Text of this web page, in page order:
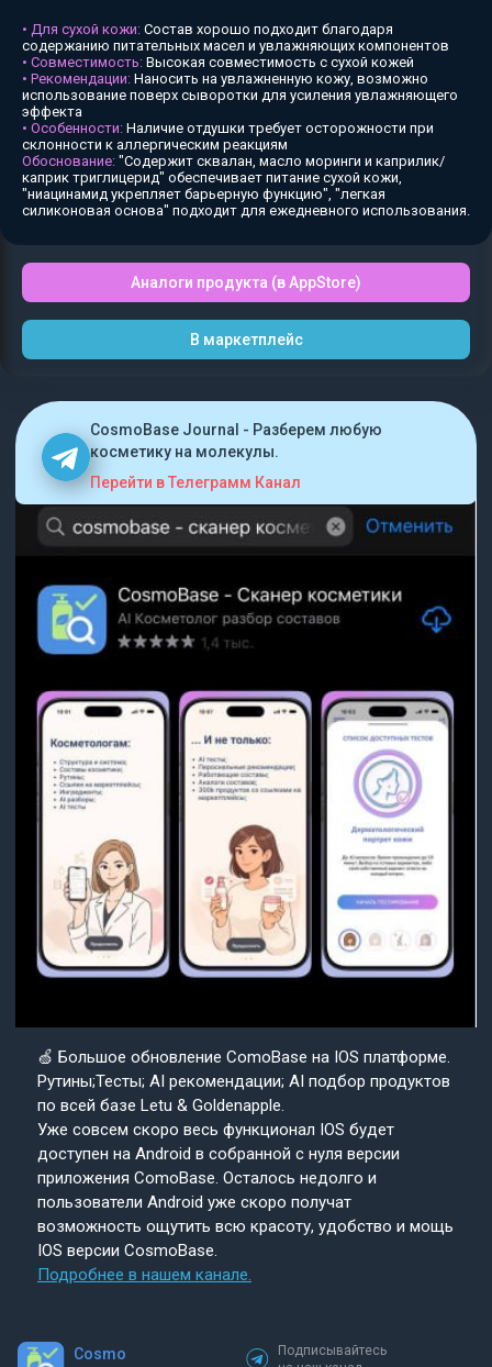
• Для сухой кожи: Состав хорошо подходит благодаря
содержанию питательных масел и увлажняющих компонентов
• Совместимость: Высокая совместимость с сухой кожей
• Рекомендации: Наносить на увлажненную кожу, возможно
использование поверх сыворотки для усиления увлажняющего
эффекта
• Особенности: Наличие отдушки требует осторожности при
склонности к аллергическим реакциям
Обоснование: "Содержит сквалан, масло моринги и каприлик/
каприк триглицерид" обеспечивает питание сухой кожи,
"ниацинамид укрепляет барьерную функцию", "легкая
силиконовая основа" подходит для ежедневного использования.
Аналоги продукта (в AppStore)
В маркетплейс
CosmoBase Journal - Разберем любую
косметику на молекулы.
Перейти в Телеграмм Канал
🍏 Большое обновление ComoBase на IOS платформе.
Рутины;Тесты; AI рекомендации; AI подбор продуктов
по всей базе Letu & Goldenapple.
Уже совсем скоро весь функционал IOS будет
доступен на Android в собранной с нуля версии
приложения ComoBase. Осталось недолго и
пользователи Android уже скоро получат
возможность ощутить всю красоту, удобство и мощь
IOS версии CosmoBase.
Подробнее в нашем канале.
Cosmo
Подписывайтесь